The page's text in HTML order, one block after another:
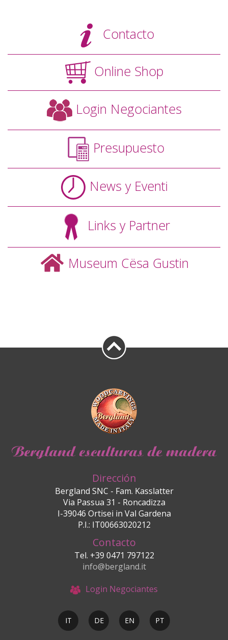
Contacto
Online Shop
Login Negociantes
Presupuesto
News y Eventi
Links y Partner
Museum Cësa Gustin
Bergland esculturas de madera
Dirección
Bergland SNC - Fam. Kasslatter
Via Passua 31 - Roncadizza
I-39046 Ortisei in Val Gardena
P.I.: IT00663020212
Contacto
Tel. +39 0471 797122
info@bergland.it
Login Negociantes
IT DE EN PT